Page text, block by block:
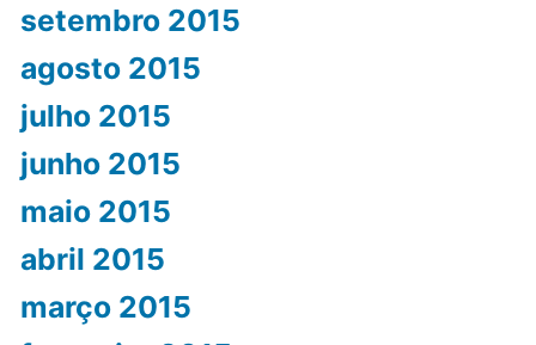
setembro 2015
agosto 2015
julho 2015
junho 2015
maio 2015
abril 2015
março 2015